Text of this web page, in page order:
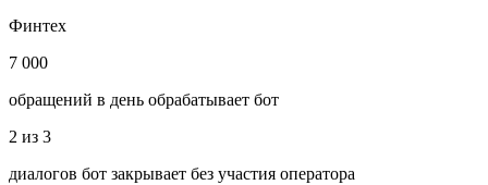
Финтех
7 000
обращений в день обрабатывает бот
2 из 3
диалогов бот закрывает без участия оператора